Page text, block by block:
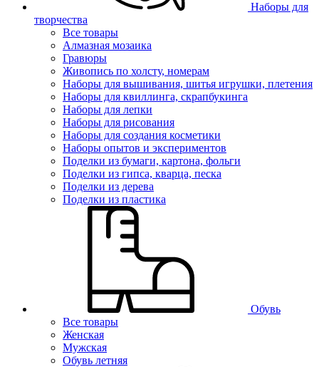
Наборы для
творчества
Все товары
Алмазная мозаика
Гравюры
Живопись по холсту, номерам
Наборы для вышивания, шитья игрушки, плетения
Наборы для квиллинга, скрапбукинга
Наборы для лепки
Наборы для рисования
Наборы для создания косметики
Наборы опытов и экспериментов
Поделки из бумаги, картона, фольги
Поделки из гипса, кварца, песка
Поделки из дерева
Поделки из пластика
Обувь
Все товары
Женская
Мужская
Обувь летняя